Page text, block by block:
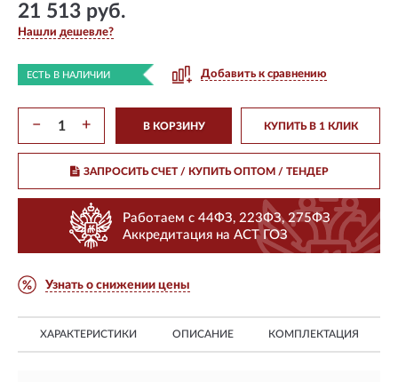
21 513 руб.
Нашли дешевле?
ЕСТЬ В НАЛИЧИИ Добавить к сравнению
− + В КОРЗИНУ КУПИТЬ В 1 КЛИК
ЗАПРОСИТЬ СЧЕТ / КУПИТЬ ОПТОМ/ ТЕНДЕР
Работаем с 44ФЗ, 223ФЗ, 275ФЗ
Аккредитация на АСТ ГОЗ
Узнать о снижении цены
ХАРАКТЕРИСТИКИ ОПИСАНИЕ КОМПЛЕКТАЦИЯ